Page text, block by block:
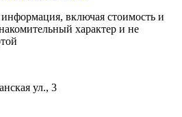
включая стоимость и
характер и не
ул., 3